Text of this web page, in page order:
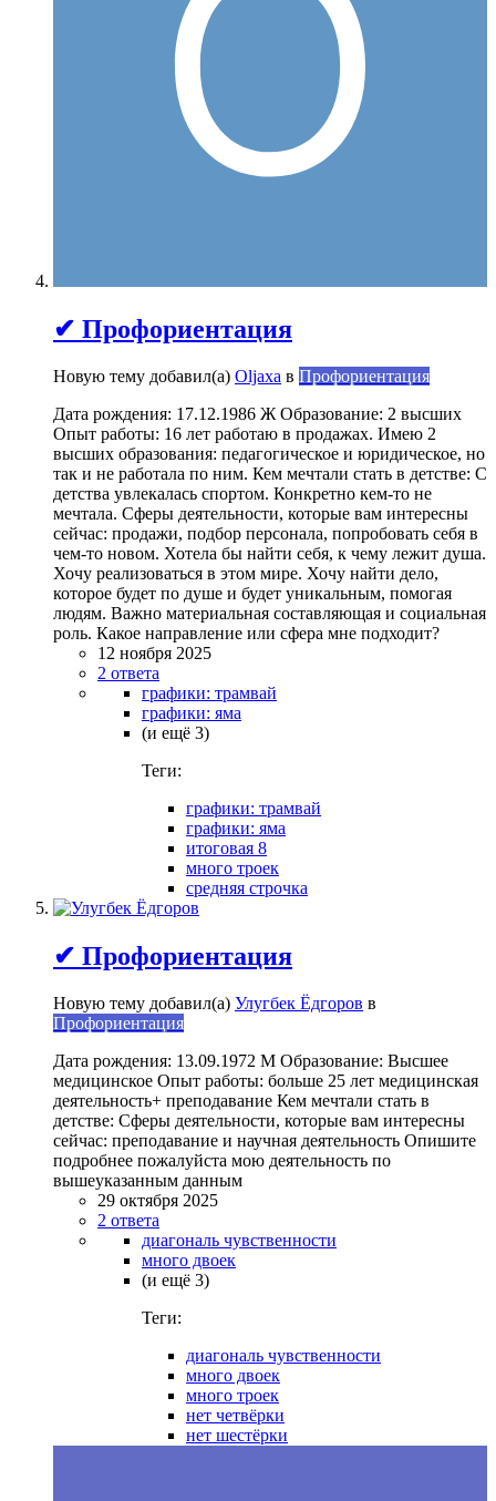
✔ Профориентация
Новую тему добавил(а) Oljaxa в Профориентация
Дата рождения: 17.12.1986 Ж Образование: 2 высших
Опыт работы: 16 лет работаю в продажах. Имею 2
высших образования: педагогическое и юридическое, но
так и не работала по ним. Кем мечтали стать в детстве: С
детства увлекалась спортом. Конкретно кем-то не
мечтала. Сферы деятельности, которые вам интересны
сейчас: продажи, подбор персонала, попробовать себя в
чем-то новом. Хотела бы найти себя, к чему лежит душа.
Хочу реализоваться в этом мире. Хочу найти дело,
которое будет по душе и будет уникальным, помогая
людям. Важно материальная составляющая и социальная
роль. Какое направление или сфера мне подходит?
12 ноября 2025
2 ответа
графики: трамвай
графики: яма
(и ещё 3)
Теги:
графики: трамвай
графики: яма
итоговая 8
много троек
средняя строчка
✔ Профориентация
Новую тему добавил(а) Улугбек Ёдгоров в
Профориентация
Дата рождения: 13.09.1972 М Образование: Высшее
медицинское Опыт работы: больше 25 лет медицинская
деятельность+ преподавание Кем мечтали стать в
детстве: Сферы деятельности, которые вам интересны
сейчас: преподавание и научная деятельность Опишите
подробнее пожалуйста мою деятельность по
вышеуказанным данным
29 октября 2025
2 ответа
диагональ чувственности
много двоек
(и ещё 3)
Теги:
диагональ чувственности
много двоек
много троек
нет четвёрки
нет шестёрки